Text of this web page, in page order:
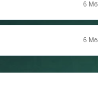
6 Мб
6 Мб